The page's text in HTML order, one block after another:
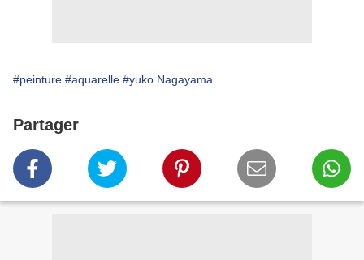
#peinture #aquarelle #yuko Nagayama
Partager